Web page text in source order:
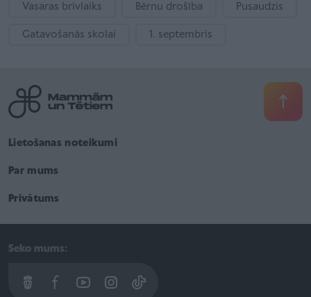
Vasaras brīvlaiks Bērnu drošība Pusaudzis
Gatavošanās skolai 1. septembris
Lietošanas noteikumi
Par mums
Privātums
Seko mums: